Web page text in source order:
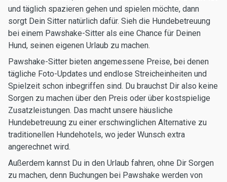
und täglich spazieren gehen und spielen möchte, dann
sorgt Dein Sitter natürlich dafür. Sieh die Hundebetreuung
bei einem Pawshake-Sitter als eine Chance für Deinen
Hund, seinen eigenen Urlaub zu machen.
Pawshake-Sitter bieten angemessene Preise, bei denen
tägliche Foto-Updates und endlose Streicheinheiten und
Spielzeit schon inbegriffen sind. Du brauchst Dir also keine
Sorgen zu machen über den Preis oder über kostspielige
Zusatzleistungen. Das macht unsere häusliche
Hundebetreuung zu einer erschwinglichen Alternative zu
traditionellen Hundehotels, wo jeder Wunsch extra
angerechnet wird.
Außerdem kannst Du in den Urlaub fahren, ohne Dir Sorgen
zu machen, denn Buchungen bei Pawshake werden von